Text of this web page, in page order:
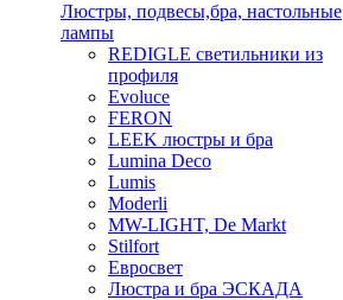
Люстры, подвесы,бра, настольные
лампы
REDIGLE светильники из
профиля
Evoluce
FERON
LEEK люстры и бра
Lumina Deco
Lumis
Moderli
MW-LIGHT, De Markt
Stilfort
Евросвет
Люстра и бра ЭСКАДА